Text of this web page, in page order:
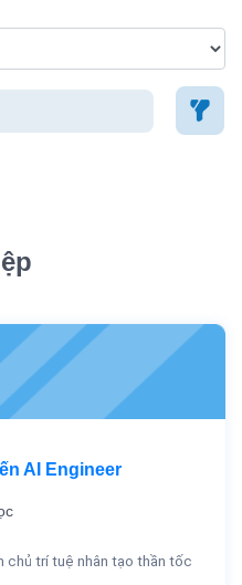
AI Engineer
chủ trí tuệ nhân tạo thần tốc